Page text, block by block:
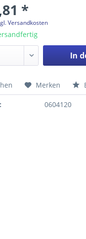
*
Versandkosten
In
Merken
0604120